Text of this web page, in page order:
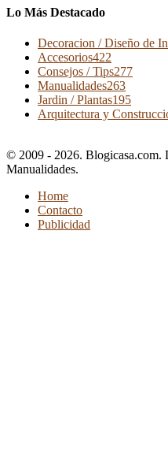
Lo Más Destacado
Decoracion / Diseño de
Accesorios422
Consejos / Tips277
Manualidades263
Jardin / Plantas195
Arquitectura y
© 2009 - 2026. Blogicasa.com.
Manualidades.
Home
Contacto
Publicidad